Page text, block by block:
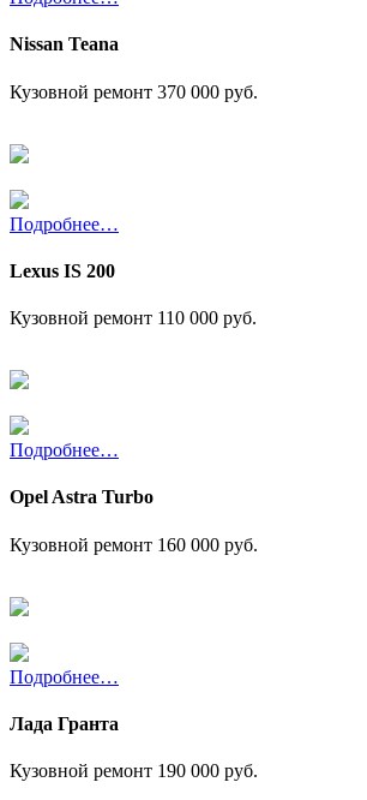
Nissan Teana
Кузовной ремонт 370 000 руб.
Подробнее…
Lexus IS 200
Кузовной ремонт 110 000 руб.
Подробнее…
Opel Astra Turbo
Кузовной ремонт 160 000 руб.
Подробнее…
Лада Гранта
Кузовной ремонт 190 000 руб.